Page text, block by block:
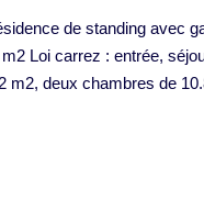
de standing avec
Loi carrez : entrée,
m2, deux chambres de